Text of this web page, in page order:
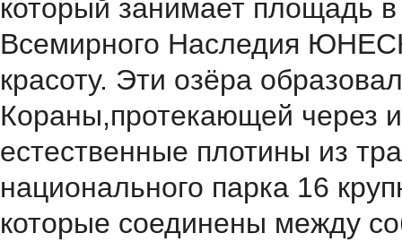
который занимает площадь
Всемирного Наследия
красоту. Эти озёра
Кораны,протекающей через
естественные плотины из
национального парка 16
которые соединены между